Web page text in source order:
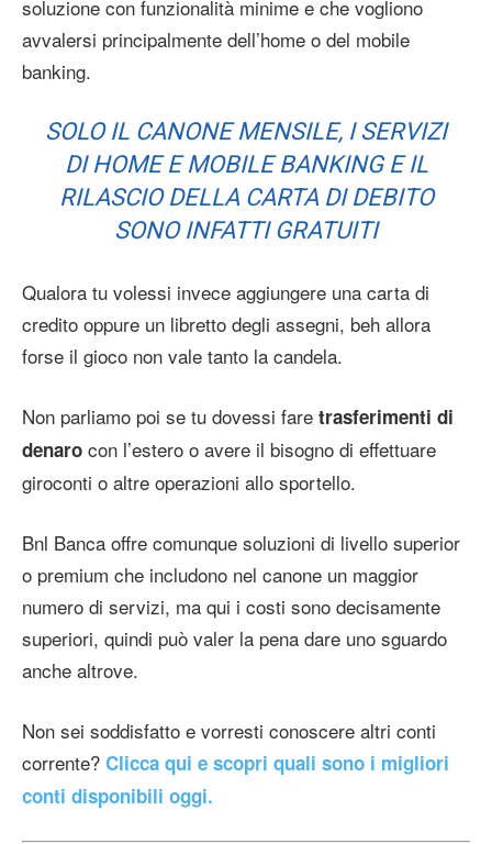
soluzione con funzionalità minime e che vogliono
avvalersi principalmente dell’home o del mobile
banking.
SOLO IL CANONE MENSILE, I SERVIZI
DI HOME E MOBILE BANKING E IL
RILASCIO DELLA CARTA DI DEBITO
SONO INFATTI GRATUITI
Qualora tu volessi invece aggiungere una carta di
credito oppure un libretto degli assegni, beh allora
forse il gioco non vale tanto la candela.
Non parliamo poi se tu dovessi fare trasferimenti di
denaro con l’estero o avere il bisogno di effettuare
giroconti o altre operazioni allo sportello.
Bnl Banca offre comunque soluzioni di livello superior
o premium che includono nel canone un maggior
numero di servizi, ma qui i costi sono decisamente
superiori, quindi può valer la pena dare uno sguardo
anche altrove.
Non sei soddisfatto e vorresti conoscere altri conti
corrente? Clicca qui e scopri quali sono i migliori
conti disponibili oggi.